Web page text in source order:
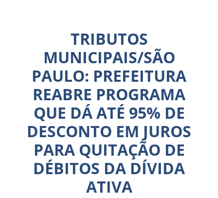
TRIBUTOS
MUNICIPAIS/SÃO
PAULO: PREFEITURA
REABRE PROGRAMA
QUE DÁ ATÉ 95% DE
DESCONTO EM JUROS
PARA QUITAÇÃO DE
DÉBITOS DA DÍVIDA
ATIVA